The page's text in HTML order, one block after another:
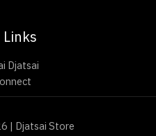
Djatsai
| Djatsai Store